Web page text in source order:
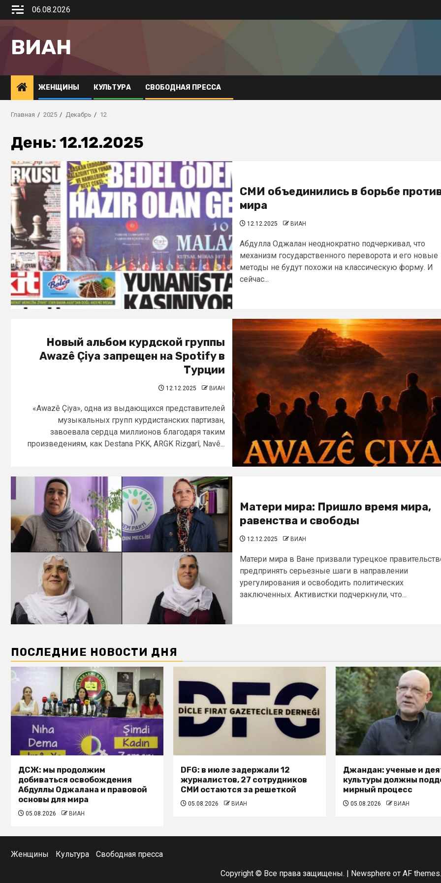
06.08.2026
ВИАН
ЖЕНЩИНЫ КУЛЬТУРА СВОБОДНАЯ ПРЕССА
Главная 2025 Декабрь 12
День: 12.12.2025
СМИ объединились в борьбе
мира
12.12.2025 ВИАН
Абдулла Оджалан неоднократно подчеркивал, что
механизм государственного переворота и его новые
методы не будут похожи на классическую форму. И
сейчас...
Новый альбом курдской группы
Awazê Çiya запрещен на Spotify в
Турции
12.12.2025 ВИАН
«Awazê Çiya», одна из выдающихся представителей
музыкальных групп курдистанских партизан,
завоевала сердца миллионов благодаря таким
произведениям, как Destana PKK, ARGK Rizgarî, Navê...
Матери мира: Пришло время мира,
равенства и свободы
12.12.2025 ВИАН
Матери мира в Ване призвали турецкое
предпринять серьезные шаги в направлении
урегулирования и освободить политических
заключенных. Активистки подчеркнули, что...
ПОСЛЕДНИЕ НОВОСТИ ДНЯ
ДСЖ: мы продолжим
добиваться освобождения
Абдуллы Оджалана и правовой
основы для мира
05.08.2026 ВИАН
DFG: в июле задержали 12
журналистов, 27 сотрудников
СМИ остаются за решеткой
05.08.2026 ВИАН
Джандан: ученые и
культуры должны
мирный процесс
05.08.2026 ВИАН
Женщины Культура Свободная пресса
Copyright © Все права защищены. | Newsphereот AF themes.